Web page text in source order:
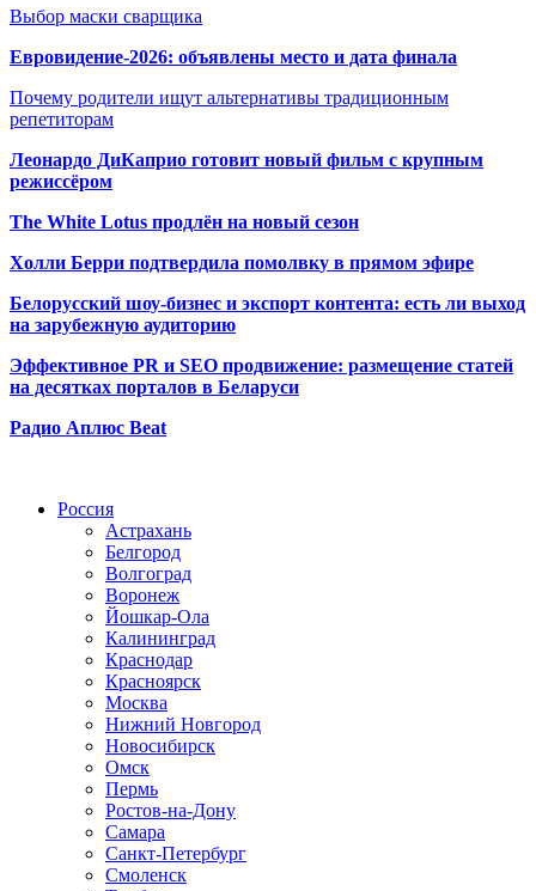
Выбор маски сварщика
Евровидение-2026: объявлены место и дата финала
Почему родители ищут альтернативы традиционным
репетиторам
Леонардо ДиКаприо готовит новый фильм с крупным
режиссёром
The White Lotus продлён на новый сезон
Холли Берри подтвердила помолвку в прямом эфире
Белорусский шоу-бизнес и экспорт контента: есть ли выход
на зарубежную аудиторию
Эффективное PR и SEO продвижение: размещение статей
на десятках порталов в Беларуси
Радио Аплюс Beat
Россия
Астрахань
Белгород
Волгоград
Воронеж
Йошкар-Ола
Калининград
Краснодар
Красноярск
Москва
Нижний Новгород
Новосибирск
Омск
Пермь
Ростов-на-Дону
Самара
Санкт-Петербург
Смоленск